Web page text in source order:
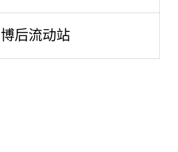
博后流动站